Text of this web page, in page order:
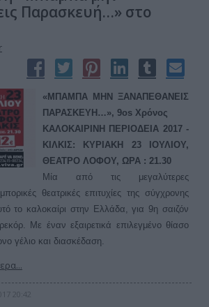
Παρασκευή…» στο
«ΜΠΑΜΠΑ ΜΗΝ ΞΑΝΑΠΕΘΑΝΕΙΣ
ΠΑΡΑΣΚΕΥΗ…», 9os Χρόνος
ΚΑΛΟΚΑΙΡΙΝΗ ΠΕΡΙΟΔΕΙΑ 2017 -
ΚΙΛΚΙΣ: ΚΥΡΙΑΚΗ 23 ΙΟΥΛΙΟΥ,
ΘΕΑΤΡΟ ΛΟΦΟΥ, ΩΡΑ : 21.30
Μία από τις μεγαλύτερες
θεατρικές επιτυχίες της σύγχρονης
το καλοκαίρι στην Ελλάδα, για 9η σαιζόν
Με έναν εξαιρετικά επιλεγμένο θίασο
γέλιο και διασκέδαση.
20:42